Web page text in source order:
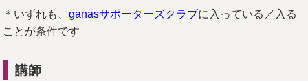
＊いずれも、ganasサポーターズクラブに入っている／入る
ことが条件です
講師